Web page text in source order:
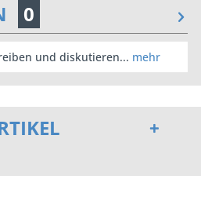
0
und diskutieren... mehr